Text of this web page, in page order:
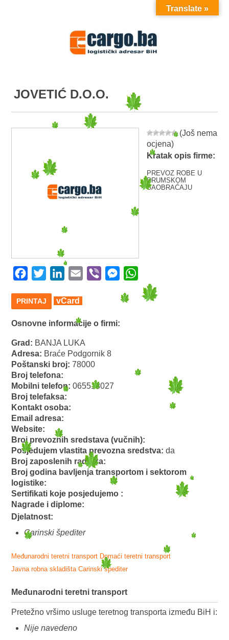
MENU
JOVETIĆ D.O.O.
(Još nema
ocjena)
Kratak opis firme:
PREVOZ ROBE U
DRUMSKOM
SAOBRAĆAJU
Facebook
Twitter LinkedIn
Email Viber Messenger
PRINTAJ vCard
Osnovne informacije o firmi:
Grad: BANJA LUKA
Adresa: Braće Podgornik 8
Poštanski broj:78000
Broj telefona:
Mobilni telefon:065518027
Broj telefaksa:
Kontakt osoba:
Email adresa:
Website:
Broj prevoznih sredstava (vučnih):
Posjedujem vlastita prevozna sredstva:da
Broj zaposlenih radnika:
Broj godina bavljenja transportom i sektorom
logistike:
Sertifikati koje posjedujemo :
Nagrade i diplome:
Djelatnost:
Carinski špediter
Međunarodni teretni transport Domaći teretni transport
Javna robna skladišta Carinski špediter
Međunarodni teretni transport
Pretežno vršimo usluge teretnog transporta između BiH i:
Nije navedeno
Translate »